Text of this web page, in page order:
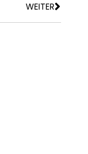
WEITER